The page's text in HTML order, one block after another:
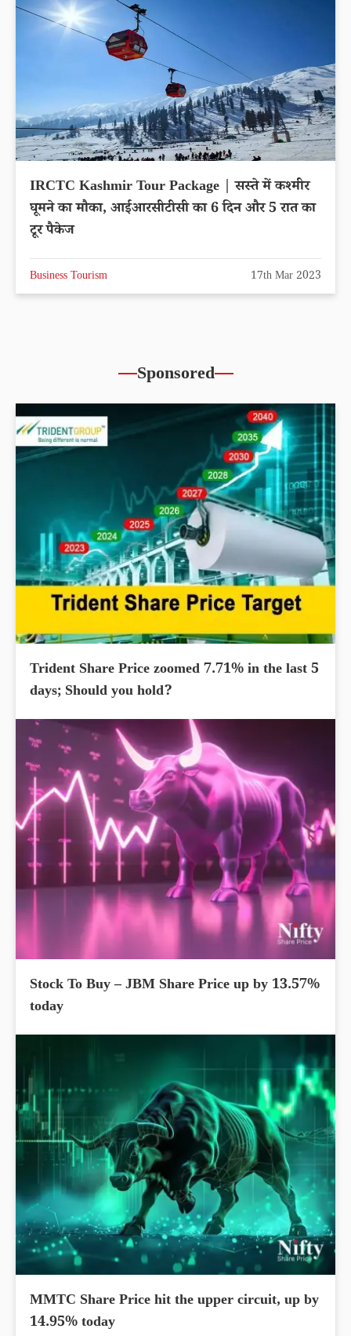
IRCTC Kashmir Tour Package | सस्ते में कश्मीर
घूमने का मौका, आईआरसीटीसी का 6 दिन और 5 रात का
टूर पैकेज
Business Tourism 17th Mar 2023
Sponsored
Trident Share Price zoomed 7.71% in the last 5
days; Should you hold?
Stock To Buy – JBM Share Price up by 13.57%
today
MMTC Share Price hit the upper circuit, up by
14.95% today